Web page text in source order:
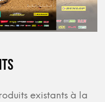
existants à la